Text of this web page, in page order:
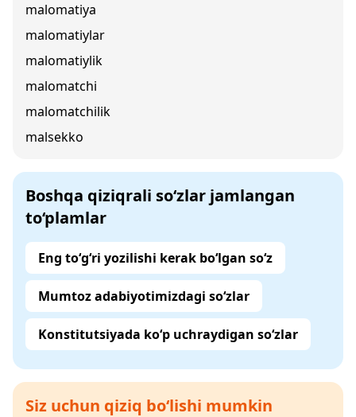
malomatiya
malomatiylar
malomatiylik
malomatchi
malomatchilik
malsekko
Boshqa qiziqrali so‘zlar jamlangan
to‘plamlar
Eng to‘g‘ri yozilishi kerak bo‘lgan so‘z
Mumtoz adabiyotimizdagi so‘zlar
Konstitutsiyada ko‘p uchraydigan so‘zlar
Siz uchun qiziq bo‘lishi mumkin